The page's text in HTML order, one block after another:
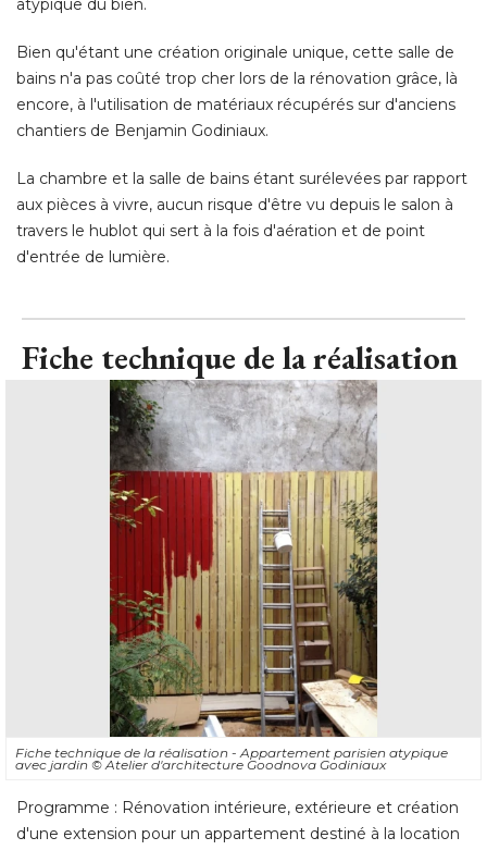
atypique du bien.
Bien qu'étant une création originale unique, cette salle de
bains n'a pas coûté trop cher lors de la rénovation grâce, là
encore, à l'utilisation de matériaux récupérés sur d'anciens
chantiers de Benjamin Godiniaux.
La chambre et la salle de bains étant surélevées par rapport
aux pièces à vivre, aucun risque d'être vu depuis le salon à
travers le hublot qui sert à la fois d'aération et de point
d'entrée de lumière.
Fiche technique de la réalisation
Fiche technique de la réalisation - Appartement parisien atypique
avec jardin © Atelier d'architecture Goodnova Godiniaux
Programme : Rénovation intérieure, extérieure et création
d'une extension pour un appartement destiné à la location